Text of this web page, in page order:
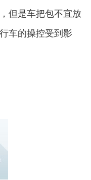
但是车把包不宜放
车的操控受到影